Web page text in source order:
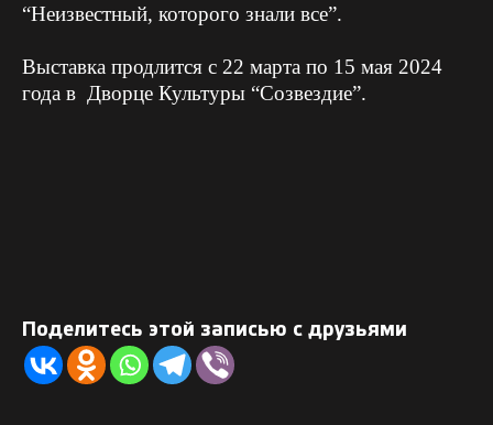
“Неизвестный, которого знали все”.
Выставка продлится с 22 марта по 15 мая 2024
года в Дворце Культуры “Созвездие”.
Поделитесь этой записью с друзьями